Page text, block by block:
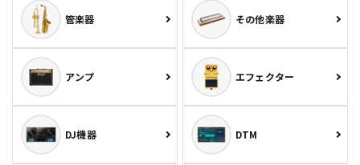
管楽器 その他楽器
アンプ エフェクター
DJ機器 DTM